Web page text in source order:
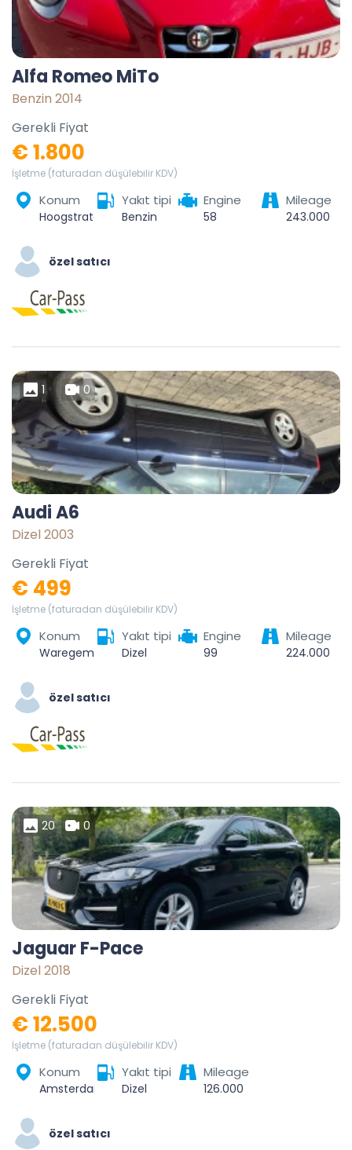
Alfa Romeo MiTo
Benzin 2014
Gerekli Fiyat
€ 1.800
İşletme (faturadan düşülebilir KDV)
Konum Yakıt tipi
Benzin
Engine
58
Mileage
243.000
özel satıcı
1 0
Audi A6
Dizel 2003
Gerekli Fiyat
€ 499
İşletme (faturadan düşülebilir KDV)
Konum Yakıt tipi
Dizel
Engine
99
Mileage
224.000
özel satıcı
20 0
Jaguar F-Pace
Dizel 2018
Gerekli Fiyat
€ 12.500
İşletme (faturadan düşülebilir KDV)
Konum Yakıt tipi
Dizel
Mileage
126.000
özel satıcı